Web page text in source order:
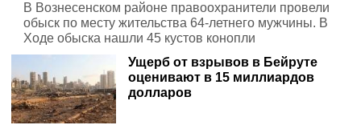
В Вознесенском районе правоохранители провели
обыск по месту жительства 64-летнего мужчины. В
Ходе обыска нашли 45 кустов конопли
Ущерб от взрывов в Бейруте
оценивают в 15 миллиардов
долларов